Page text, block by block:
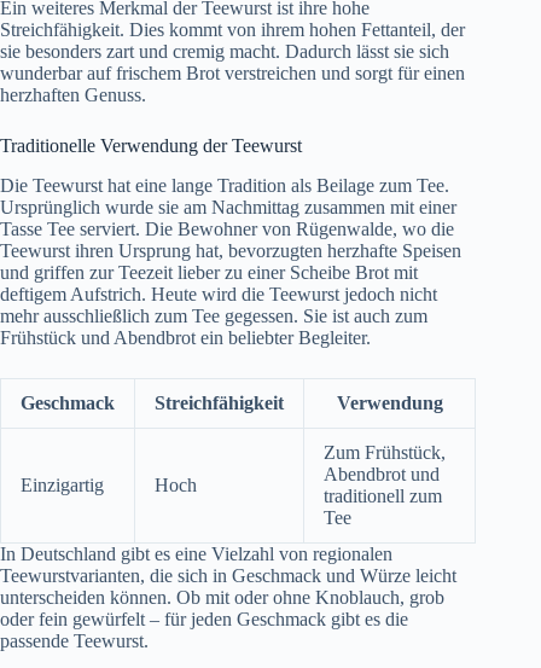
Ein weiteres Merkmal der Teewurst ist ihre hohe
Streichfähigkeit. Dies kommt von ihrem hohen Fettanteil, der
sie besonders zart und cremig macht. Dadurch lässt sie sich
wunderbar auf frischem Brot verstreichen und sorgt für einen
herzhaften Genuss.
Traditionelle Verwendung der Teewurst
Die Teewurst hat eine lange Tradition als Beilage zum Tee.
Ursprünglich wurde sie am Nachmittag zusammen mit einer
Tasse Tee serviert. Die Bewohner von Rügenwalde, wo die
Teewurst ihren Ursprung hat, bevorzugten herzhafte Speisen
und griffen zur Teezeit lieber zu einer Scheibe Brot mit
deftigem Aufstrich. Heute wird die Teewurst jedoch nicht
mehr ausschließlich zum Tee gegessen. Sie ist auch zum
Frühstück und Abendbrot ein beliebter Begleiter.
Geschmack Streichfähigkeit Verwendung
Einzigartig Hoch
Zum Frühstück,
Abendbrot und
traditionell zum
Tee
In Deutschland gibt es eine Vielzahl von regionalen
Teewurstvarianten, die sich in Geschmack und Würze leicht
unterscheiden können. Ob mit oder ohne Knoblauch, grob
oder fein gewürfelt – für jeden Geschmack gibt es die
passende Teewurst.